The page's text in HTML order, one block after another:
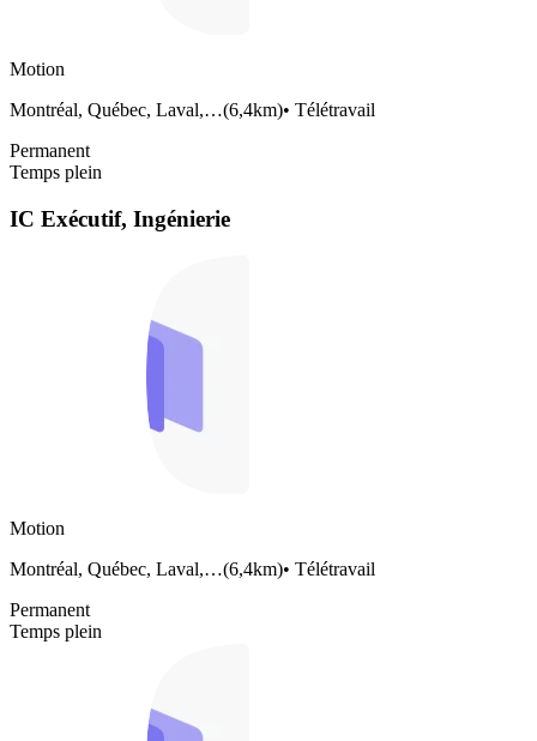
Motion
Montréal, Québec, Laval,…(6,4km)• Télétravail
Permanent
Temps plein
IC Exécutif, Ingénierie
Motion
Montréal, Québec, Laval,…(6,4km)• Télétravail
Permanent
Temps plein